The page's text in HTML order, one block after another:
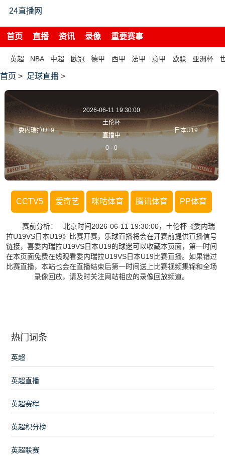
24直播网
首页 直播 资讯 录像 重要赛事
英超 NBA 中超 欧冠 德甲 西甲 法甲 意甲 欧联 亚洲杯
首页 > 足球直播 >
委内瑞拉U19
2026-06-11 19:30:00
土伦杯
直播中
0 - 0
日本U19
CCTV5 爱奇艺 咪咕体育 腾讯体育 PP体育
赛前分析： 北京时间2026-06-11 19:30:00，土伦杯《委内瑞
拉U19VS日本U19》比赛开赛，乐球直播将会在开赛前提供直播信号
链接，喜委内瑞拉U19VS日本U19的球迷可以收藏本页面，第一时间
在本页面免费在线观看委内瑞拉U19VS日本U19比赛直播。如果错过
比赛直播，本站也会在直播结束后第一时间送上比赛视频集锦和全场
录像回放，请及时关注网站相应的录像回放频道。
热门词条
英超
英超直播
英超赛程
英超积分榜
英超联赛